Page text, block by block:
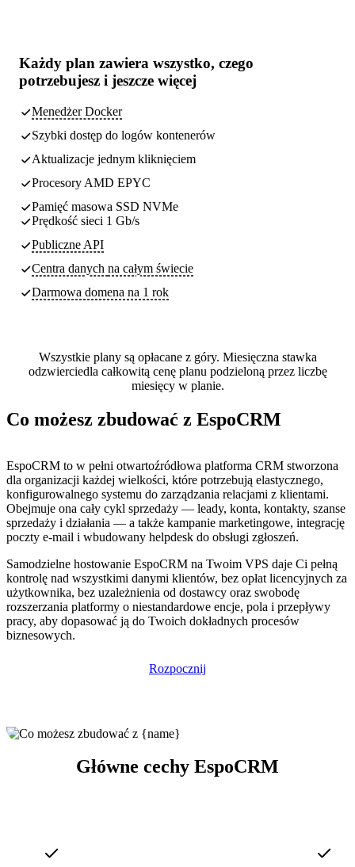
Każdy plan zawiera wszystko, czego
potrzebujesz i jeszcze więcej
Menedżer Docker
Szybki dostęp do logów kontenerów
Aktualizacje jednym kliknięciem
Procesory AMD EPYC
Pamięć masowa SSD NVMe
Prędkość sieci 1 Gb/s
Publiczne API
Centra danych na całym świecie
Darmowa domena na 1 rok
Wszystkie plany są opłacane z góry. Miesięczna stawka
odzwierciedla całkowitą cenę planu podzieloną przez liczbę
miesięcy w planie.
Co możesz zbudować z EspoCRM
EspoCRM to w pełni otwartoźródłowa platforma CRM stworzona
dla organizacji każdej wielkości, które potrzebują elastycznego,
konfigurowalnego systemu do zarządzania relacjami z klientami.
Obejmuje ona cały cykl sprzedaży — leady, konta, kontakty, szanse
sprzedaży i działania — a także kampanie marketingowe, integrację
poczty e-mail i wbudowany helpdesk do obsługi zgłoszeń.
Samodzielne hostowanie EspoCRM na Twoim VPS daje Ci pełną
kontrolę nad wszystkimi danymi klientów, bez opłat licencyjnych za
użytkownika, bez uzależnienia od dostawcy oraz swobodę
rozszerzania platformy o niestandardowe encje, pola i przepływy
pracy, aby dopasować ją do Twoich dokładnych procesów
biznesowych.
Rozpocznij
Główne cechy EspoCRM